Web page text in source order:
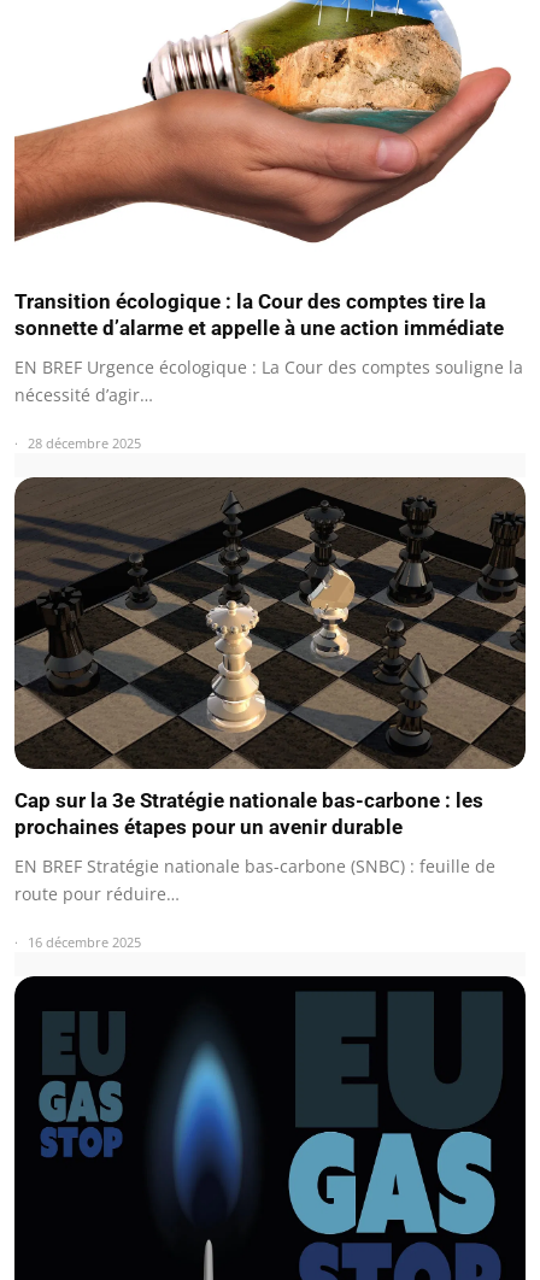
Transition écologique : la Cour des comptes tire la
sonnette d’alarme et appelle à une action immédiate
EN BREF Urgence écologique : La Cour des comptes souligne la
nécessité d’agir…
28 décembre 2025
Cap sur la 3e Stratégie nationale bas-carbone : les
prochaines étapes pour un avenir durable
EN BREF Stratégie nationale bas-carbone (SNBC) : feuille de
route pour réduire…
16 décembre 2025